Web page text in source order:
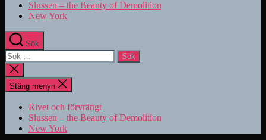
Slussen – the Beauty of Demolition
New York
Sök
Sök
efter:
Stäng
sökningen
Stäng menyn
Rivet och förvrängt
Slussen – the Beauty of Demolition
New York